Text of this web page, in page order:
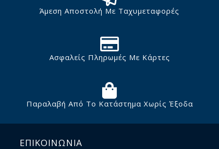
Άμεση Αποστολή Με Ταχυμεταφορές
Ασφαλείς Πληρωμές Με Κάρτες
Παραλαβή Από Το Κατάστημα Χωρίς Έξοδα
ΕΠΙΚΟΙΝΩΝΙΑ